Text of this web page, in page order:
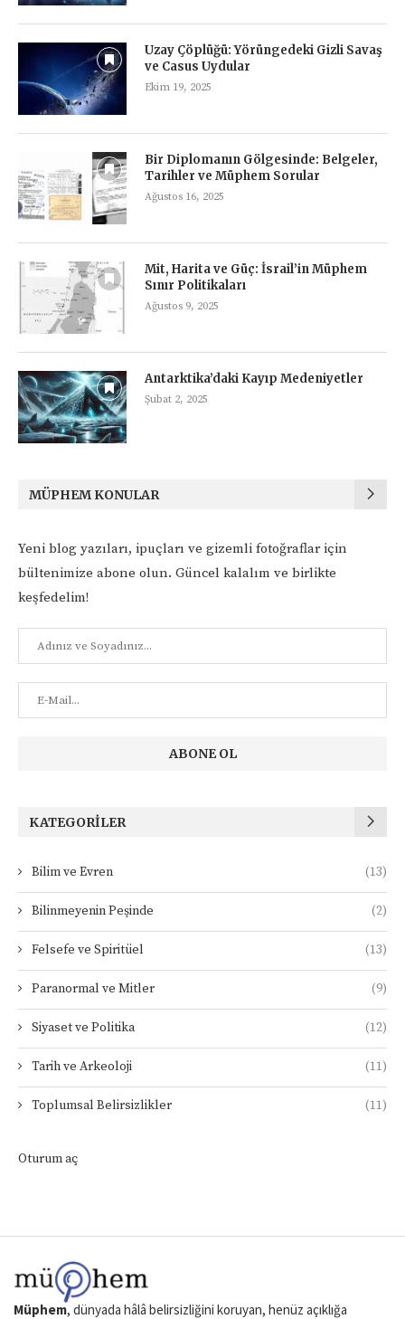
Uzay Çöplüğü: Yörüngedeki Gizli Savaş
ve Casus Uydular
Ekim 19, 2025
Bir Diplomanın Gölgesinde: Belgeler,
Tarihler ve Müphem Sorular
Ağustos 16, 2025
Mit, Harita ve Güç: İsrail’in Müphem
Sınır Politikaları
Ağustos 9, 2025
Antarktika’daki Kayıp Medeniyetler
Şubat 2, 2025
MÜPHEM KONULAR
Yeni blog yazıları, ipuçları ve gizemli fotoğraflar için
bültenimize abone olun. Güncel kalalım ve birlikte
keşfedelim!
KATEGORILER
Bilim ve Evren (13)
Bilinmeyenin Peşinde (2)
Felsefe ve Spiritüel (13)
Paranormal ve Mitler (9)
Siyaset ve Politika (12)
Tarih ve Arkeoloji (11)
Toplumsal Belirsizlikler (11)
Oturum aç
Müphem, dünyada hâlâ belirsizliğini koruyan, henüz açıklığa